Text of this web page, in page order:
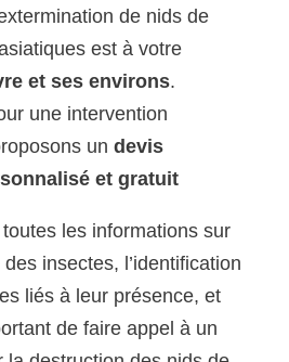
de nids de
est à votre
et ses environs.
une intervention
undevis
et gratuit
les informations sur
insectes, l’identification
liés à leur présence, et
de faire appel à un